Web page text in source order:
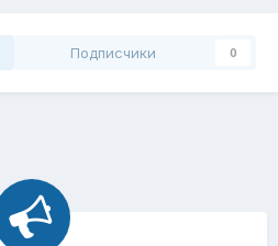
Подписчики 0